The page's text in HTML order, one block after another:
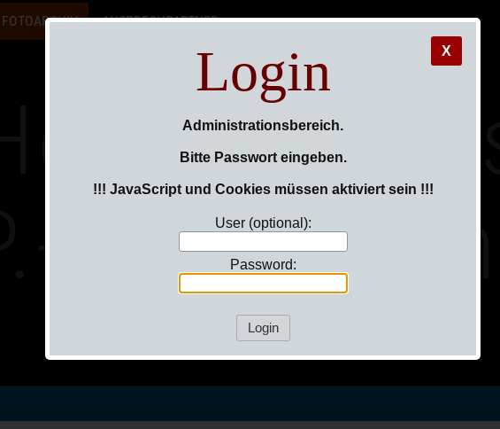
FOTOARCHIV ANSPRECHPARTNER
VG.
X
Login
Administrationsbereich.
Bitte Passwort eingeben.
!!! JavaScript und Cookies müssen aktiviert sein !!!
User (optional):
Password: